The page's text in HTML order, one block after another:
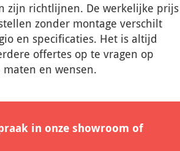
zijn richtlijnen. De werkelijke prijs
zonder montage verschilt
en specificaties. Het is altijd
offertes op te vragen op
maten en wensen.
in onze showroom of